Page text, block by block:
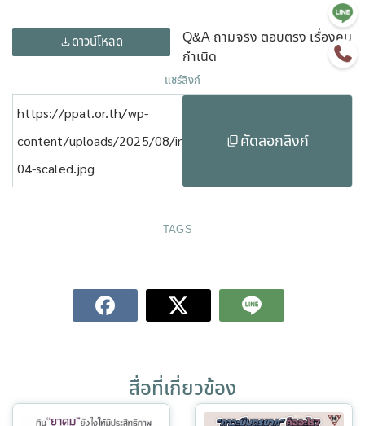
ดาวน์โหลด
Q&A ถามจริง ตอบตรง เรื่องคุม
กำเนิด
แชร์ลิงก์
https://ppat.or.th/wp-
content/uploads/2025/08/info-
04-scaled.jpg
คัดลอกลิงก์
TAGS
สื่อที่เกี่ยวข้อง